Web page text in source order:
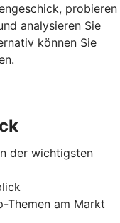
probieren
analysieren Sie
können Sie
der wichtigsten
Themen am Markt